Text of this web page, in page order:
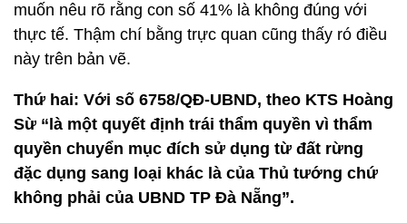
muốn nêu rõ rằng con số 41% là không đúng với
thực tế. Thậm chí bằng trực quan cũng thấy ró điều
này trên bản vẽ.
Thứ hai: Với số 6758/QĐ-UBND, theo KTS Hoàng
Sừ “là một quyết định trái thẩm quyền vì thẩm
quyền chuyển mục đích sử dụng từ đất rừng
đặc dụng sang loại khác là của Thủ tướng chứ
không phải của UBND TP Đà Nẵng”.